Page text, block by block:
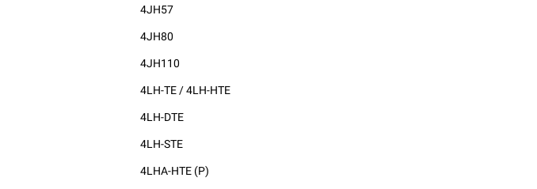
4JH57
4JH80
4JH110
4LH-TE / 4LH-HTE
4LH-DTE
4LH-STE
4LHA-HTE (P)